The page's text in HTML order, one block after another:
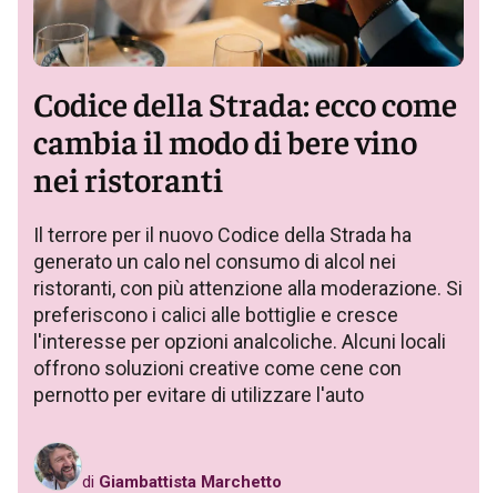
Codice della Strada: ecco come
cambia il modo di bere vino
nei ristoranti
Il terrore per il nuovo Codice della Strada ha
generato un calo nel consumo di alcol nei
ristoranti, con più attenzione alla moderazione. Si
preferiscono i calici alle bottiglie e cresce
l'interesse per opzioni analcoliche. Alcuni locali
offrono soluzioni creative come cene con
pernotto per evitare di utilizzare l'auto
di Giambattista Marchetto